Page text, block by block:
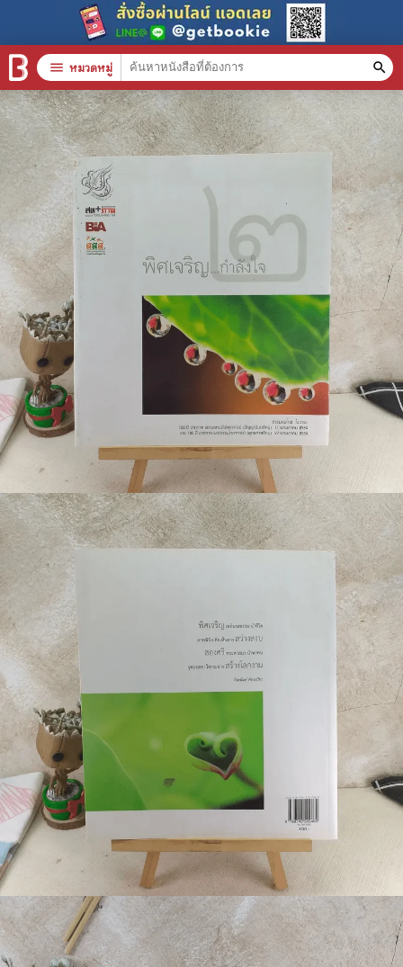
menu หมวดหมู่ search
หมวดหมู่สินค้า clear
หนังสือทั้งหมด
stars
สินค้าใช้เฉพาะแต้มเท่านั้น
📚 หนังสือทั่วไป
🦄 วรรณกรรม นิยาย เรื่องสั้น
🎓 การศึกษา
😼 หนังสือการ์ตูน
🐲 หนังสือเด็ก
📕 นิตยสาร
🌎 International Books
🎲 Board Game
📅 สินค้าอื่นๆ